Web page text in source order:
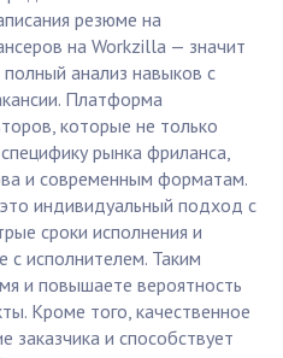
резюме на
на Workzilla — значит
анализ навыков с
Платформа
которые не только
рынка фриланса,
и современным форматам.
индивидуальный подход с
сроки исполнения и
с исполнителем. Таким
и повышаете вероятность
Кроме того, качественное
заказчика и способствует